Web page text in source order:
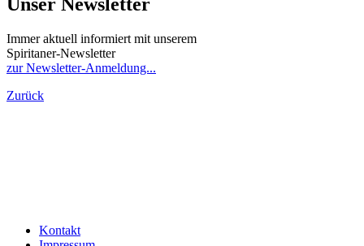
Immer aktuell informiert mit unserem
Spiritaner-Newsletter
zur Newsletter-Anmeldung...
Zurück
Kontakt